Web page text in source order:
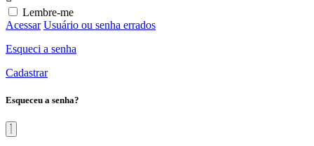
Lembre-me
Acessar Usuário ou senha errados
Esqueci a senha
Cadastrar
Esqueceu a senha?